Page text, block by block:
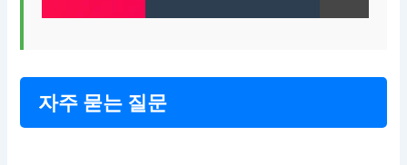
자주 묻는 질문